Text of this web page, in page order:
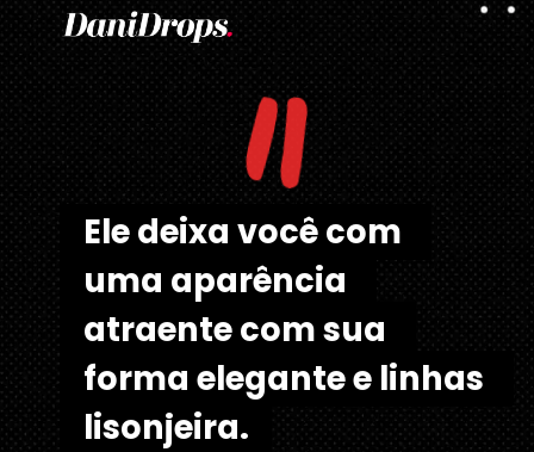
"
Ele deixa você com
uma aparência
atraente com sua
forma elegante e linhas
lisonjeira.
Ele deixa você com
uma aparência
atraente com sua
forma elegante e linhas
lisonjeira.